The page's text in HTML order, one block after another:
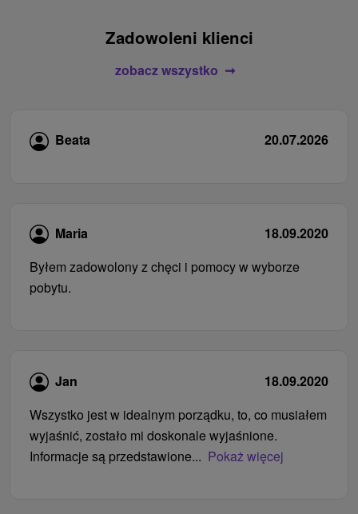
Zadowoleni klienci
zobacz wszystko
Beata 20.07.2026
Maria
18.09.2020
Byłem zadowolony z chęci i pomocy w wyborze
pobytu.
Jan
18.09.2020
Wszystko jest w idealnym porządku, to, co musiałem
wyjaśnić, zostało mi doskonale wyjaśnione.
Informacje są przedstawione... Pokaż więcej